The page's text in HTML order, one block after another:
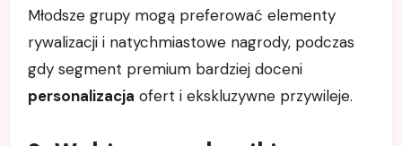
Młodsze grupy mogą preferować elementy
rywalizacji i natychmiastowe nagrody, podczas
gdy segment premium bardziej doceni
personalizacja ofert i ekskluzywne przywileje.